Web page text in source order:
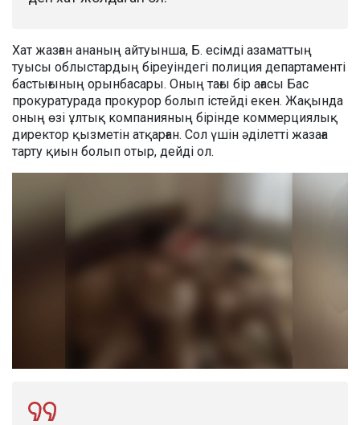
Хат жазған ананың айтуынша, Б. есімді азаматтың
туысы облыстардың біреуіндегі полиция департаменті
бастығының орынбасары. Оның тағы бір ағасы Бас
прокуратурада прокурор болып істейді екен. Жақында
оның өзі ұлтық компанияның бірінде коммерциялық
директор қызметін атқарған. Сол үшін әділетті жазаға
тарту қиын болып отыр, дейді ол.